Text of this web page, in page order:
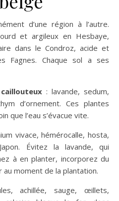
d’une région à l’autre.
et argileux en Hesbaye,
dans le Condroz, acide et
Fagnes. Chaque sol a ses
: lavande, sedum,
d’ornement. Ces plantes
que l’eau s’évacue vite.
vivace, hémérocalle, hosta,
Évitez la lavande, qui
à en planter, incorporez du
moment de la plantation.
achillée, sauge, œillets,